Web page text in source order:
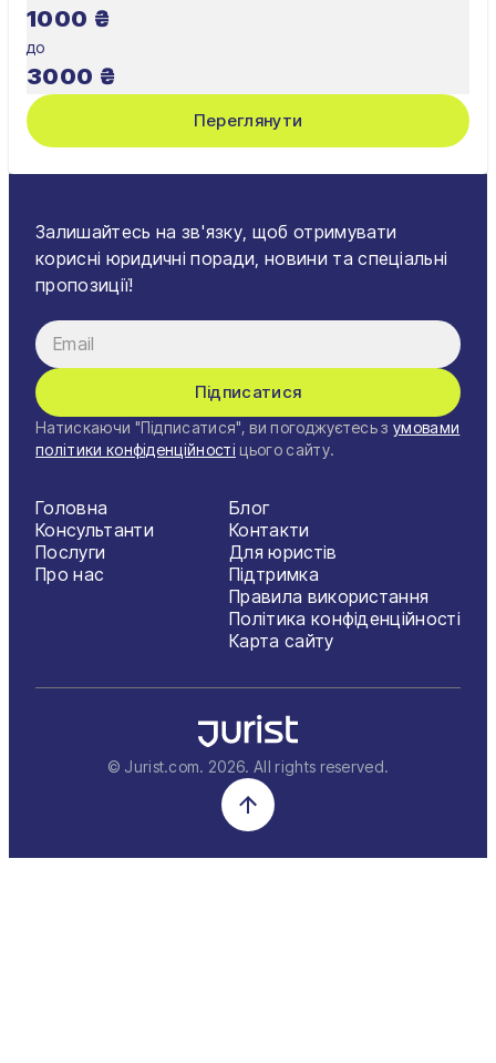
1000 ₴
до
3000 ₴
Переглянути
Залишайтесь на зв'язку, щоб отримувати
корисні юридичні поради, новини та спеціальні
пропозиції!
Підписатися
Натискаючи "Підписатися", ви погоджуєтесь з умовами
політики конфіденційності цього сайту.
Головна
Консультанти
Послуги
Про нас
Блог
Контакти
Для юристів
Підтримка
Правила використання
Політика конфіденційності
Карта сайту
© Jurist.com. 2026. All rights reserved.